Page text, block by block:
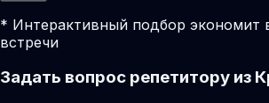
* Интерактивный подбор экономит
встречи
Задать вопрос репетитору из